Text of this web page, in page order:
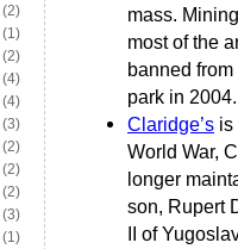
mass.
most of the
banned
park in 2004.
Claridge’s is
World War,
longer
son, Rupert
II of
(2)
(1)
(2)
(4)
(4)
(3)
(2)
(2)
(2)
(3)
(1)